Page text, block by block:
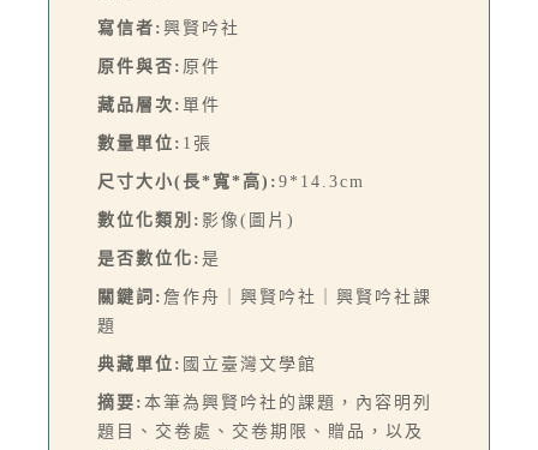
寫信者: 興賢吟社
原件與否: 原件
藏品層次: 單件
數量單位: 1張
尺寸大小(長*寬*高): 9*14.3cm
數位化類別: 影像(圖片)
是否數位化: 是
關鍵詞: 詹作舟｜興賢吟社｜興賢吟社課
題
典藏單位: 國立臺灣文學館
摘要: 本筆為興賢吟社的課題，內容明列
題目、交卷處、交卷期限、贈品，以及